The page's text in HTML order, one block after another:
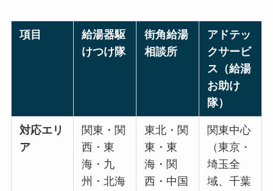
項目
給湯器駆
けつけ隊
街角給湯
相談所
アドテッ
クサービ
ス（給湯
お助け
隊）
対応エリ
ア
関東・関
西・東
海・九
州・北海
東北・関
東・東
海・関
西・中国
関東中心
（東京・
埼玉全
域、千葉